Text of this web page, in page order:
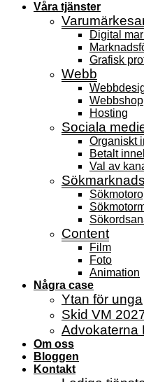
Våra tjänster
Digital
Grafisk
Webb
Webbshop
Hosting
Sociala
Organiskt
Betalt
Val av
Content
Film
Foto
Animation
Några case
Ytan för unga
Skid VM
Advokaterna
Om oss
Bloggen
Kontakt